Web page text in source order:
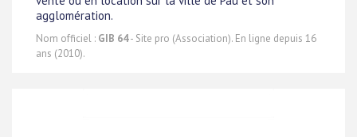
agglomération.
Nom officiel : GIB 64- Site pro (Association). En ligne depuis 16
ans (2010).